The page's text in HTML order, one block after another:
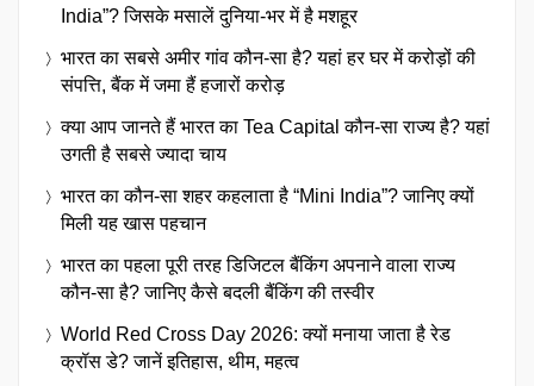
India”? जिसके मसालें दुनिया-भर में है मशहूर
भारत का सबसे अमीर गांव कौन-सा है? यहां हर घर में करोड़ों की
संपत्ति, बैंक में जमा हैं हजारों करोड़
क्या आप जानते हैं भारत का Tea Capital कौन-सा राज्य है? यहां
उगती है सबसे ज्यादा चाय
भारत का कौन-सा शहर कहलाता है “Mini India”? जानिए क्यों
मिली यह खास पहचान
भारत का पहला पूरी तरह डिजिटल बैंकिंग अपनाने वाला राज्य
कौन-सा है? जानिए कैसे बदली बैंकिंग की तस्वीर
World Red Cross Day 2026: क्यों मनाया जाता है रेड
क्रॉस डे? जानें इतिहास, थीम, महत्व